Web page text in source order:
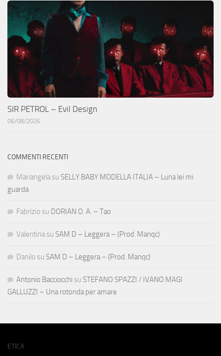
SIR PETROL – Evil Design
06/08/2026
COMMENTI RECENTI
Mariangela su SELLY BABY MODELLA ITALIA – Luna lei mi
guarda
Fabrizio su DORIAN O. A. – Tao
Valentina su SAM D – Leggera – (Prod. Manqc)
Danilo su SAM D – Leggera – (Prod. Manqc)
Antonio Bacciocchi su STEFANO SPAZZI / IVANO MAGI
GALLUZZI – Una rotonda per amare
ETICA